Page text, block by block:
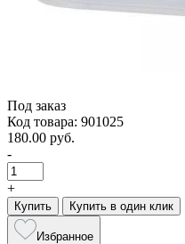
Под заказ
Код товара: 901025
180.00 руб.
-
+
Купить Купить в один клик
Избранное